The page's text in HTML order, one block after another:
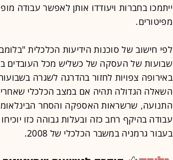
ייתמכו בחברות ויעודדו אותן לאפשר עבודה
מפיטורים.
לפי חישוב של סוכנות הידיעות הכלכלית
שבועות של העסקה של כשליש מכל העובדים
באירופה צפויות לחזור בהדרגה לשגרה
השאלה הגדולה תהיה אם במצב הכלכלי
התנועה, שרשראות האספקה והסחר הבינלאומי
עבודה בהיקף רחב כזה ובעלות גבוהה כזו
בעבור גרמניה במשבר הכלכלי של 2008.